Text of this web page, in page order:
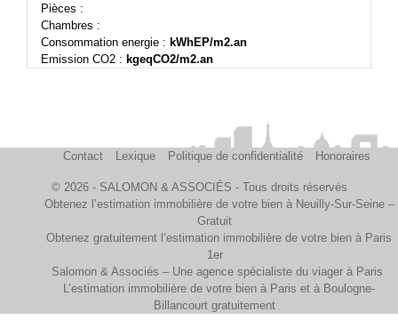
Pièces :
Chambres :
Consommation energie : kWhEP/m2.an
Emission CO2 : kgeqCO2/m2.an
Contact Lexique Politique de confidentialité Honoraires
© 2026 - SALOMON & ASSOCIÉS - Tous droits réservés
Obtenez l’estimation immobilière de votre bien à Neuilly-Sur-Seine –
Gratuit
Obtenez gratuitement l’estimation immobilière de votre bien à Paris
1er
Salomon & Associés – Une agence spécialiste du viager à Paris
L’estimation immobilière de votre bien à Paris et à Boulogne-
Billancourt gratuitement